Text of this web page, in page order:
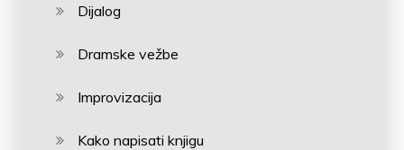
Dijalog
Dramske vežbe
Improvizacija
Kako napisati knjigu